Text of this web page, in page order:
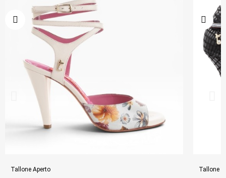
Tallone Aperto Tallone